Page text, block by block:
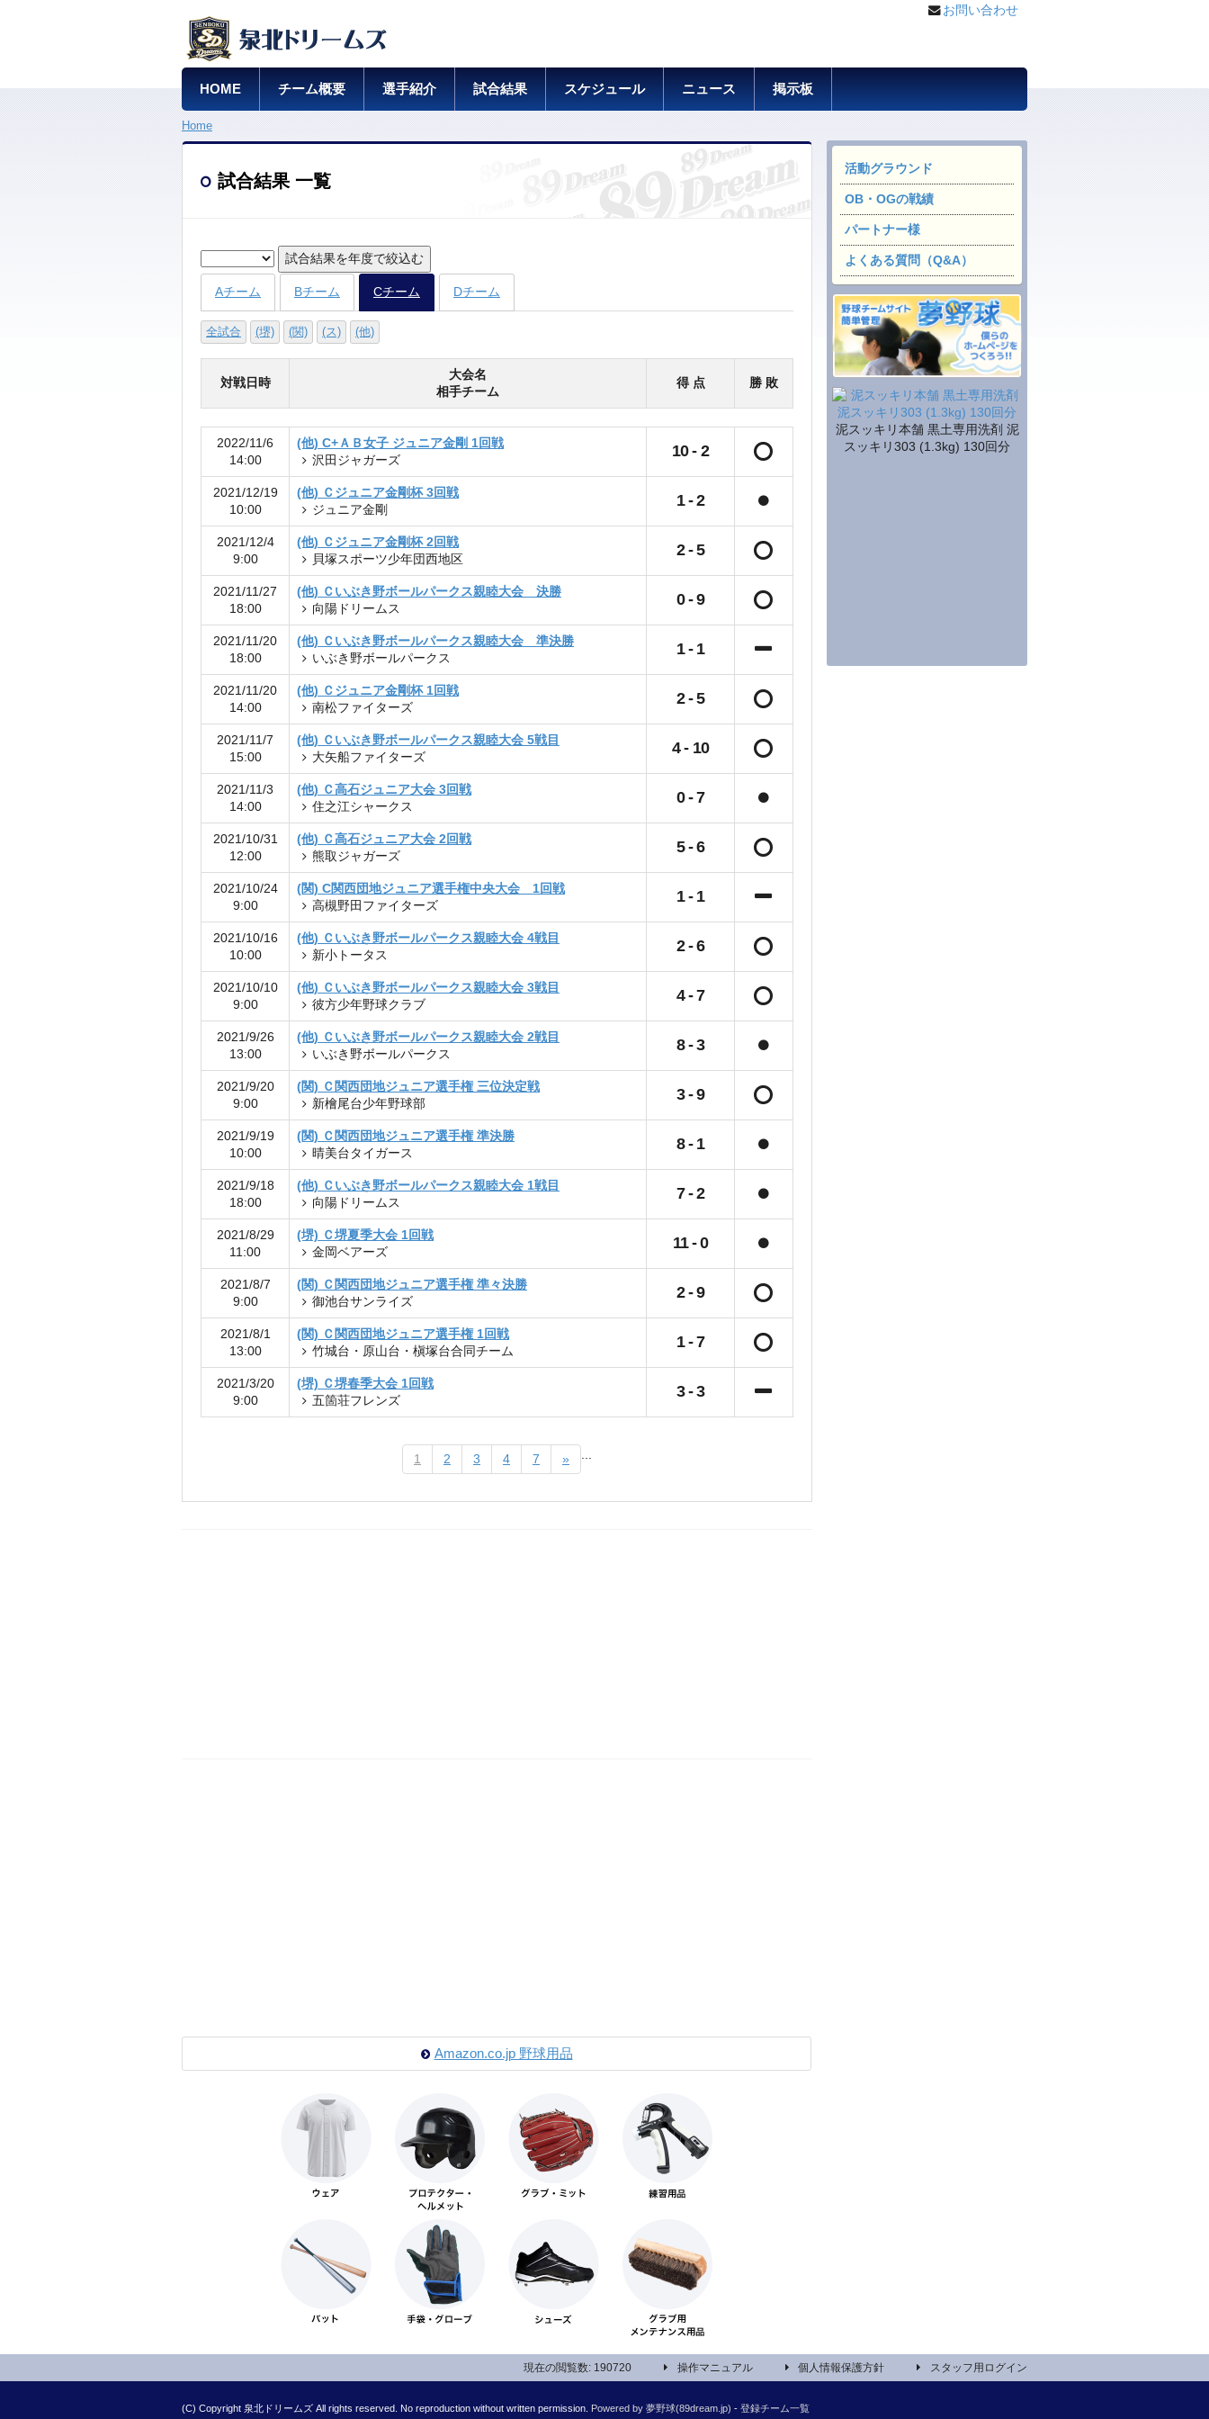
お問い合わせ
HOME チーム概要 選手紹介 試合結果 スケジュール ニュース 掲示板
活動グラウンド
OB・OGの戦績
パートナー様
よくある質問（Q&A）
泥スッキリ本舗 黒土専用洗剤 泥
スッキリ303 (1.3kg) 130回分
Home
試合結果 一覧
試合結果を年度で絞込む
Aチーム Bチーム Cチーム Dチーム
全試合 (堺) (関) (ス) (他)
対戦日時
大会名
相手チーム
得 点 勝 敗
2022/11/6
14:00
(他) C+ＡＢ女子 ジュニア金剛 1回戦
沢田ジャガーズ
10- 2
2021/12/19
10:00
(他) Ｃジュニア金剛杯 3回戦
ジュニア金剛
1-2
2021/12/4
9:00
(他) Ｃジュニア金剛杯 2回戦
貝塚スポーツ少年団西地区
2-5
2021/11/27
18:00
(他) Ｃいぶき野ボールパークス親睦大会 決勝
向陽ドリームス
0-9
2021/11/20
18:00
(他) Ｃいぶき野ボールパークス親睦大会 準決勝
いぶき野ボールパークス
1- 1
2021/11/20
14:00
(他) Ｃジュニア金剛杯 1回戦
南松ファイターズ
2-5
2021/11/7
15:00
(他) Ｃいぶき野ボールパークス親睦大会 5戦目
大矢船ファイターズ
4- 10
2021/11/3
14:00
(他) Ｃ高石ジュニア大会 3回戦
住之江シャークス
0-7
2021/10/31
12:00
(他) Ｃ高石ジュニア大会 2回戦
熊取ジャガーズ
5-6
2021/10/24
9:00
(関) C関西団地ジュニア選手権中央大会 1回戦
高槻野田ファイターズ
1- 1
2021/10/16
10:00
(他) Ｃいぶき野ボールパークス親睦大会 4戦目
新小トータス
2-6
2021/10/10
9:00
(他) Ｃいぶき野ボールパークス親睦大会 3戦目
彼方少年野球クラブ
4-7
2021/9/26
13:00
(他) Ｃいぶき野ボールパークス親睦大会 2戦目
いぶき野ボールパークス
8-3
2021/9/20
9:00
(関) Ｃ関西団地ジュニア選手権 三位決定戦
新檜尾台少年野球部
3-9
2021/9/19
10:00
(関) Ｃ関西団地ジュニア選手権 準決勝
晴美台タイガース
8- 1
2021/9/18
18:00
(他) Ｃいぶき野ボールパークス親睦大会 1戦目
向陽ドリームス
7-2
2021/8/29
11:00
(堺) Ｃ堺夏季大会 1回戦
金岡ベアーズ
11-0
2021/8/7
9:00
(関) Ｃ関西団地ジュニア選手権 準々決勝
御池台サンライズ
2-9
2021/8/1
13:00
(関) Ｃ関西団地ジュニア選手権 1回戦
竹城台・原山台・槇塚台合同チーム
1-7
2021/3/20
9:00
(堺) Ｃ堺春季大会 1回戦
五箇荘フレンズ
3-3
1 2 3 4 ...
7 »
Amazon.co.jp 野球用品
現在の閲覧数: 190720 操作マニュアル 個人情報保護方針 スタッフ用ログイン
(C) Copyright 泉北ドリームズ All rights reserved. No reproduction without written permission. Powered by 夢野球(89dream.jp) - 登録チーム一覧